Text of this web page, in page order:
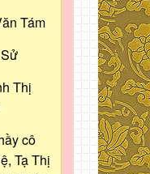
Tám
Thị
cô
Tạ Thị